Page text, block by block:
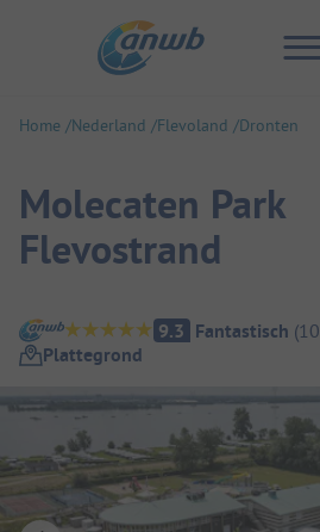
Home Nederland Flevoland Dronten
Molecaten Park
Flevostrand
Camping overzicht
9.3 Fantastisch (10
Plattegrond